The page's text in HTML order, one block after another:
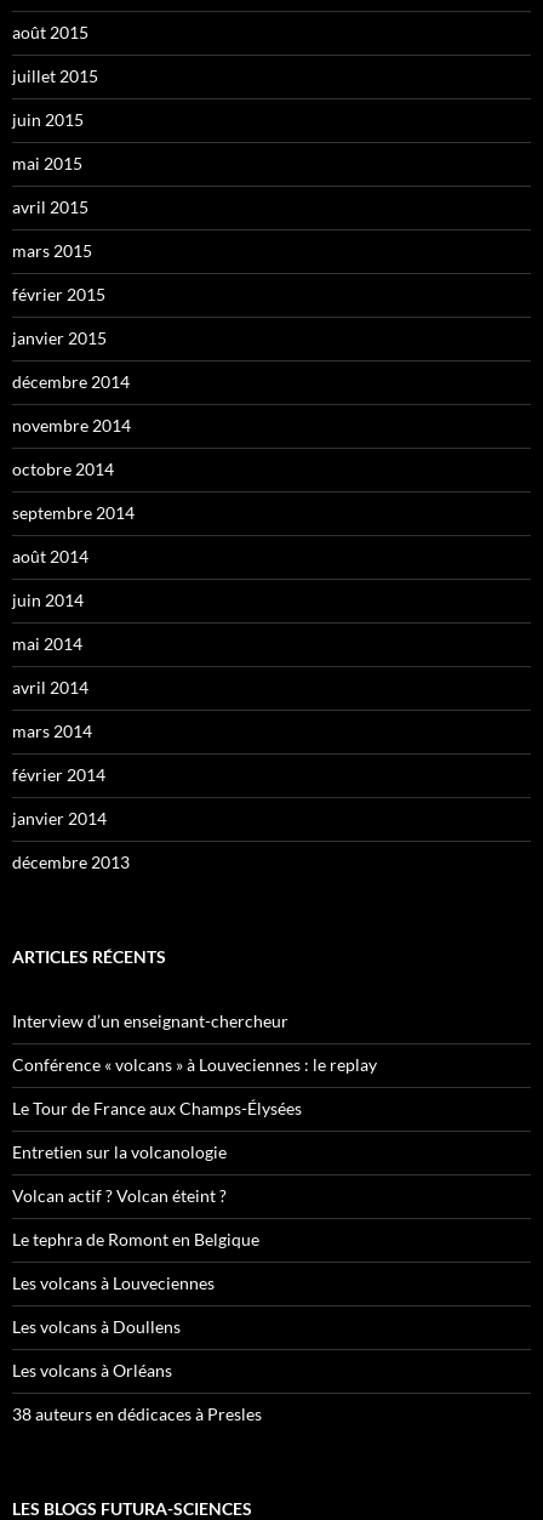
août 2015
juillet 2015
juin 2015
mai 2015
avril 2015
mars 2015
février 2015
janvier 2015
décembre 2014
novembre 2014
octobre 2014
septembre 2014
août 2014
juin 2014
mai 2014
avril 2014
mars 2014
février 2014
janvier 2014
décembre 2013
ARTICLES RÉCENTS
Interview d’un enseignant-chercheur
Conférence « volcans » à Louveciennes : le replay
Le Tour de France aux Champs-Élysées
Entretien sur la volcanologie
Volcan actif ? Volcan éteint ?
Le tephra de Romont en Belgique
Les volcans à Louveciennes
Les volcans à Doullens
Les volcans à Orléans
38 auteurs en dédicaces à Presles
LES BLOGS FUTURA-SCIENCES